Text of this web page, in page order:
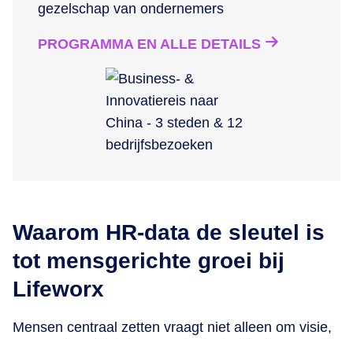
gezelschap van ondernemers
PROGRAMMA EN ALLE DETAILS
Waarom HR-data de sleutel is
tot mensgerichte groei bij
Lifeworx
Mensen centraal zetten vraagt niet alleen om visie,